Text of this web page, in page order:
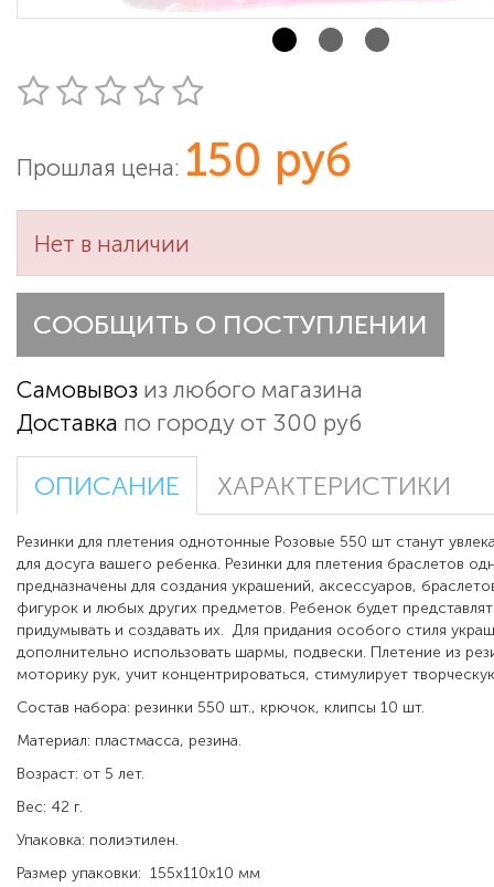
Прошлая цена: 150 руб
Нет в наличии
СООБЩИТЬ О ПОСТУПЛЕНИИ
Самовывоз из любого магазина
Доставка по городу от 300 руб
ОПИСАНИЕ ХАРАКТЕРИСТИКИ
Резинки для плетения однотонные Розовые 550 шт станут
для досуга вашего ребенка. Резинки для плетения браслетов
предназначены для создания украшений, аксессуаров,
фигурок и любых других предметов. Ребенок будет
придумывать и создавать их. Для придания особого стиля
дополнительно использовать шармы, подвески. Плетение из
моторику рук, учит концентрироваться, стимулирует
Состав набора: резинки 550 шт., крючок, клипсы 10 шт.
Материал: пластмасса, резина.
Возраст: от 5 лет.
Вес: 42 г.
Упаковка: полиэтилен.
Размер упаковки: 155х110х10 мм